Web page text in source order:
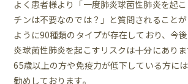
よく患者様より「一度肺炎球菌性肺炎を起
チンは不要なのでは？」と質問されること
ように90種類のタイプが存在しており、今
炎球菌性肺炎を起こすリスクは十分にあり
65歳以上の方や免疫力が低下している方に
勧めしております。